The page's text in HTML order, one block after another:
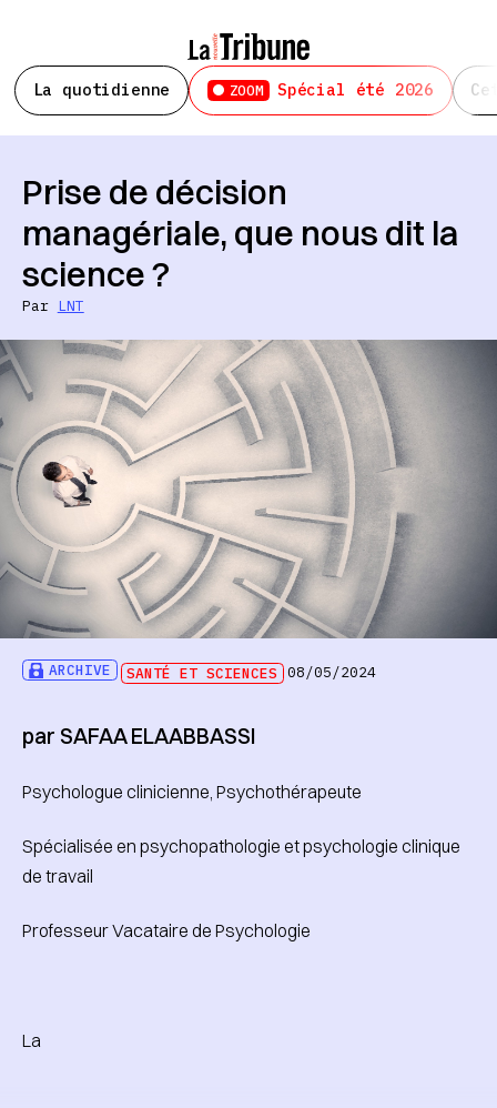
La quotidienne ZOOM Spécial été 2026
ARCHIVE SANTÉ ET SCIENCES 08/05/2024
Prise de décision
managériale, que nous dit la
science ?
Par LNT
par SAFAA ELAABBASSI
Psychologue clinicienne, Psychothérapeute
Spécialisée en psychopathologie et psychologie clinique
de travail
Professeur Vacataire de Psychologie
La